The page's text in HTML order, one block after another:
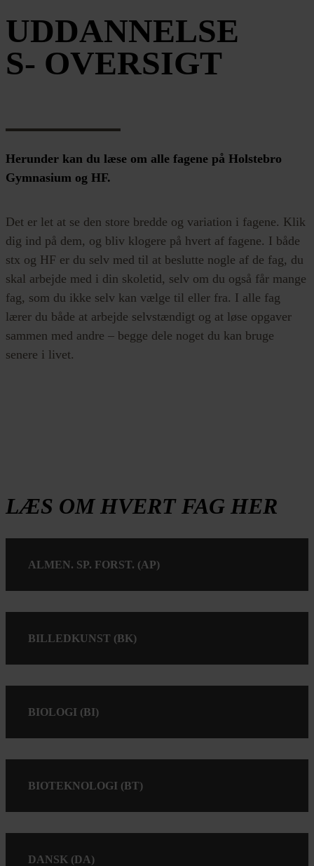
UDDANNELSE
S- OVERSIGT
Herunder kan du læse om alle fagene på Holstebro
Gymnasium og HF.
Det er let at se den store bredde og variation i fagene. Klik
dig ind på dem, og bliv klogere på hvert af fagene. I både
stx og HF er du selv med til at beslutte nogle af de fag, du
skal arbejde med i din skoletid, selv om du også får mange
fag, som du ikke selv kan vælge til eller fra. I alle fag
lærer du både at arbejde selvstændigt og at løse opgaver
sammen med andre – begge dele noget du kan bruge
senere i livet.
LÆS OM HVERT FAG HER
ALMEN. SP. FORST. (AP)
BILLEDKUNST (BK)
BIOLOGI (BI)
BIOTEKNOLOGI (BT)
DANSK (DA)